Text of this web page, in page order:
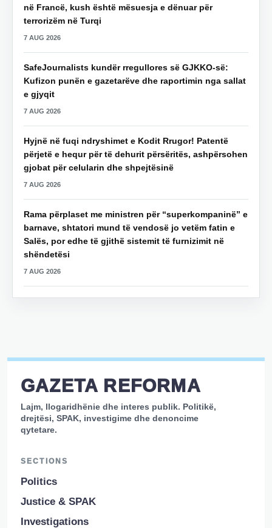
në Francë, kush është mësuesja e dënuar për
terrorizëm në Turqi
7 AUG 2026
SafeJournalists kundër rregullores së GJKKO-së:
Kufizon punën e gazetarëve dhe raportimin nga sallat
e gjyqit
7 AUG 2026
Hyjnë në fuqi ndryshimet e Kodit Rrugor! Patentë
përjetë e hequr për të dehurit përsëritës, ashpërsohen
gjobat për celularin dhe shpejtësinë
7 AUG 2026
Rama përplaset me ministren për “superkompaninë” e
barnave, shtatori mund të vendosë jo vetëm fatin e
Salës, por edhe të gjithë sistemit të furnizimit në
shëndetësi
7 AUG 2026
GAZETA REFORMA
Lajm, llogaridhënie dhe interes publik. Politikë,
drejtësi, SPAK, investigime dhe denoncime
qytetare.
SECTIONS
Politics
Justice & SPAK
Investigations